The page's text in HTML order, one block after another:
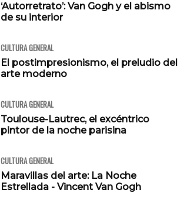
‘Autorretrato’: Van Gogh y el abismo
de su interior
CULTURA GENERAL
El postimpresionismo, el preludio del
arte moderno
CULTURA GENERAL
Toulouse-Lautrec, el excéntrico
pintor de la noche parisina
CULTURA GENERAL
Maravillas del arte: La Noche
Estrellada - Vincent Van Gogh